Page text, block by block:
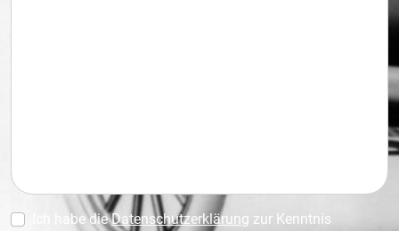
Ich habe dieDatenschutzerklärung zur Kenntnis